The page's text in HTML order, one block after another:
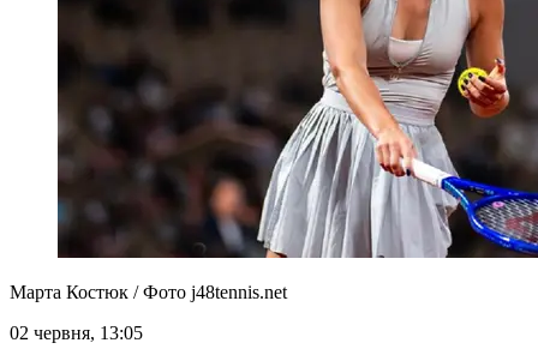
Марта Костюк / Фото j48tennis.net
02 червня, 13:05